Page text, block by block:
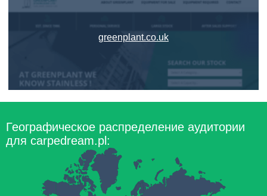
greenplant.co.uk
Географическое распределение аудитории
для carpedream.pl: